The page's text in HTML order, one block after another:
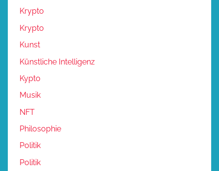
Krypto
Krypto
Kunst
Künstliche Intelligenz
Kypto
Musik
NFT
Philosophie
Politik
Politik